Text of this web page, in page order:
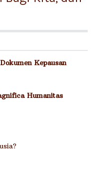
Kepausan
Humanitas